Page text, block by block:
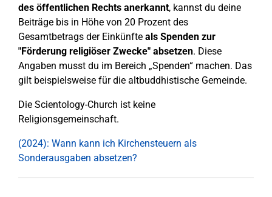
des öffentlichen Rechts anerkannt, kannst du deine
Beiträge bis in Höhe von 20 Prozent des
Gesamtbetrags der Einkünfte als Spenden zur
"Förderung religiöser Zwecke" absetzen. Diese
Angaben musst du im Bereich „Spenden“ machen. Das
gilt beispielsweise für die altbuddhistische Gemeinde.
Die Scientology-Church ist keine
Religionsgemeinschaft.
(2024): Wann kann ich Kirchensteuern als
Sonderausgaben absetzen?